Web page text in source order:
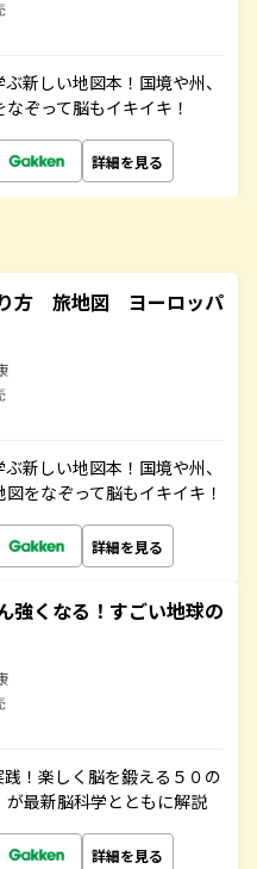
新しい地図本！国境や州、
ぞって脳もイキイキ！
詳細を見る
方 旅地図 ヨーロッパ
新しい地図本！国境や州、
をなぞって脳もイキイキ！
詳細を見る
強くなる！すごい地球の
！楽しく脳を鍛える５０の
が最新脳科学とともに解説
詳細を見る